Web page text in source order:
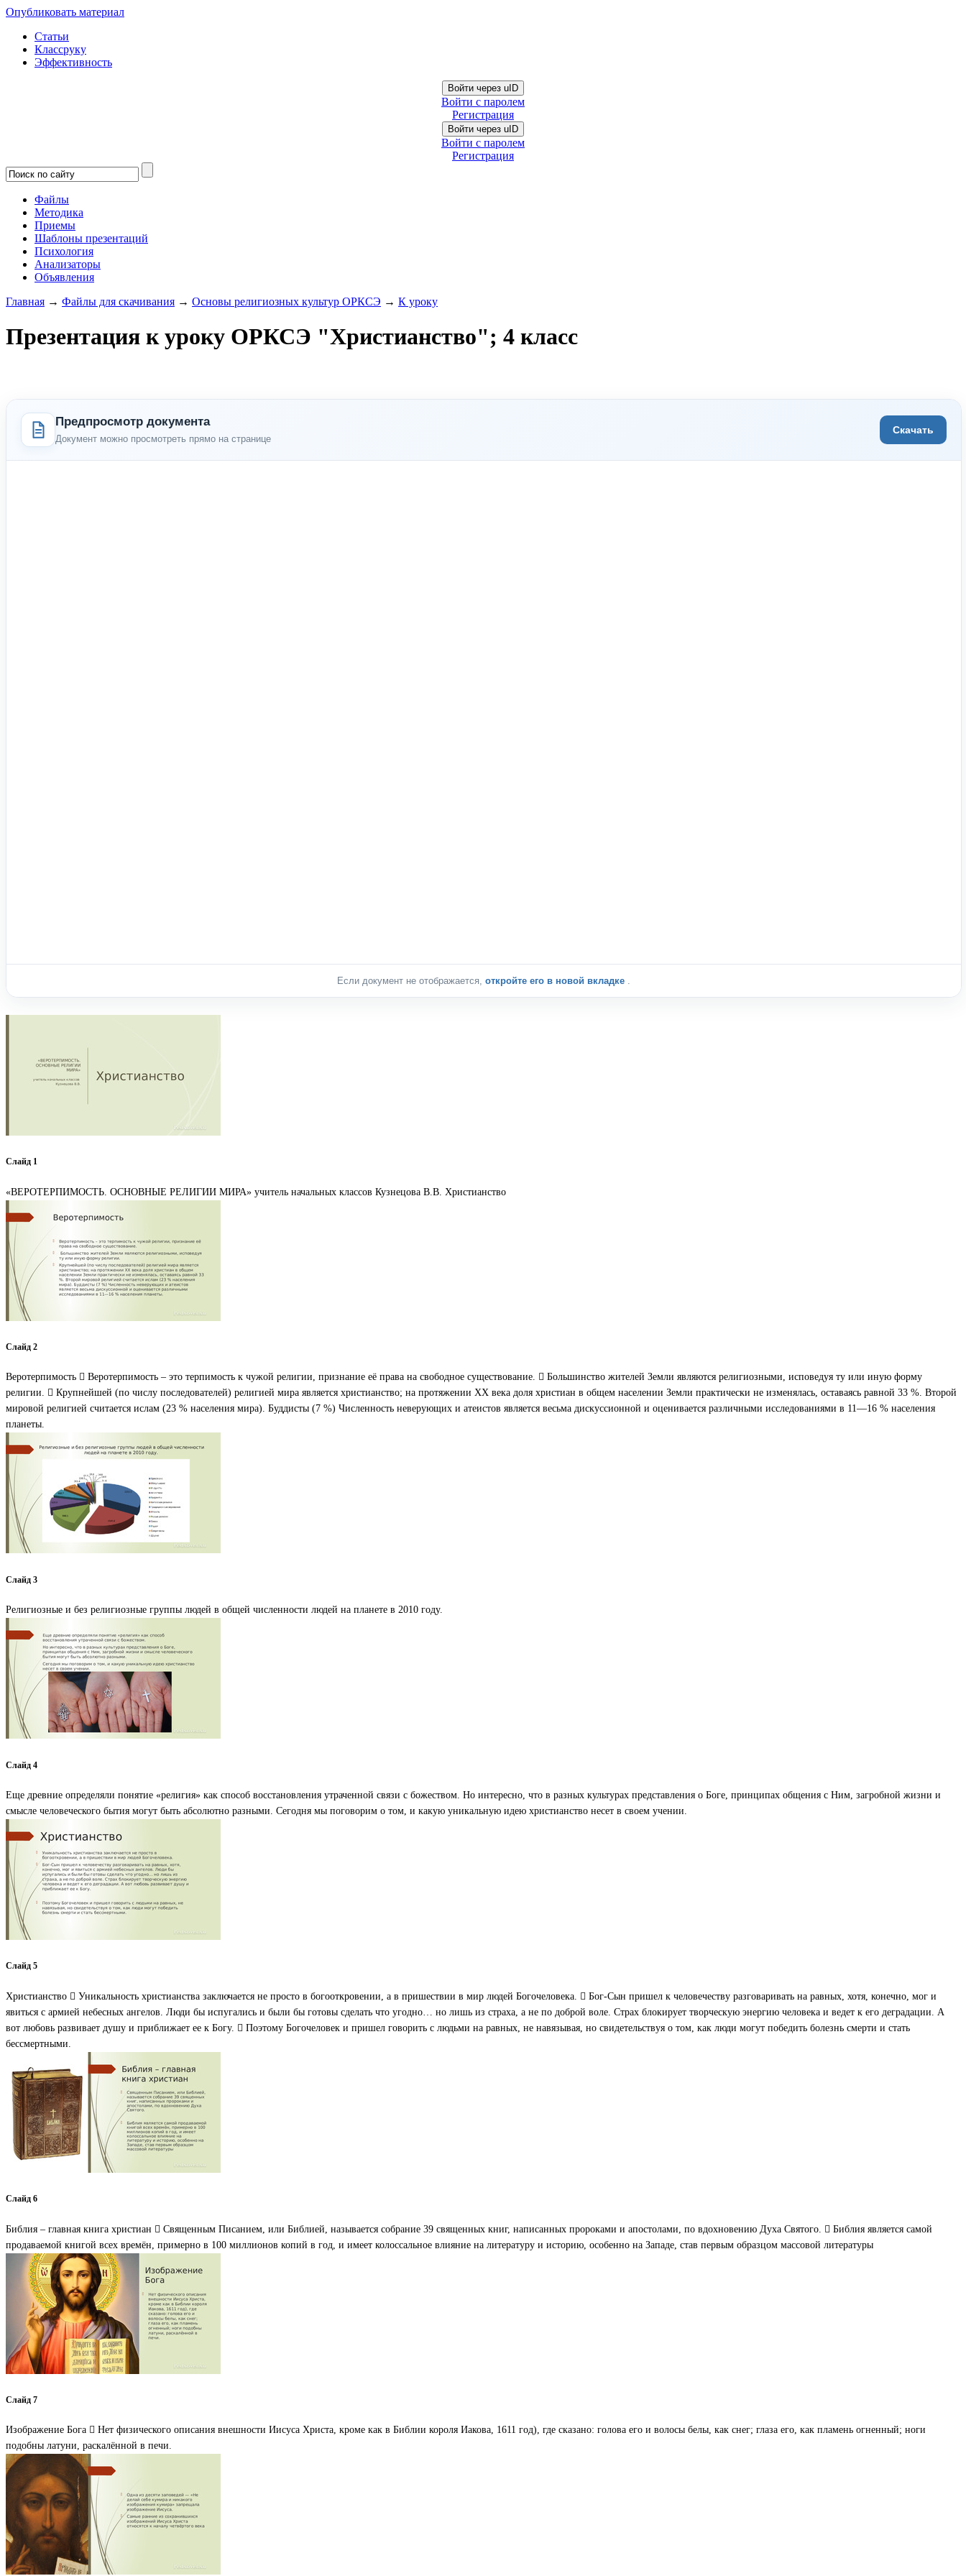
Опубликовать материал
Статьи
Классруку
Эффективность
Войти через uID
Войти с паролем
Регистрация
Войти через uID
Войти с паролем
Регистрация
Файлы
Методика
Приемы
Шаблоны презентаций
Психология
Анализаторы
Объявления
Главная → Файлы для скачивания → Основы религиозных культур ОРКСЭ → К уроку
Презентация к уроку ОРКСЭ "Христианство"; 4 класс
Предпросмотр документа
Документ можно просмотреть прямо на странице
Скачать
Если документ не отображается, откройте его в новой вкладке
Слайд 1
«ВЕРОТЕРПИМОСТЬ. ОСНОВНЫЕ РЕЛИГИИ МИРА» учитель начальных классов Кузнецова В.В. Христианство
Слайд 2
Веротерпимость  Веротерпимость – это терпимость к чужой религии, признание её права на свободное существование.  Большинство жителей Земли являются религиозными, исповедуя ту или иную форму
религии.  Крупнейшей (по числу последователей) религией мира является христианство; на протяжении XX века доля христиан в общем населении Земли практически не изменялась, оставаясь равной 33 %. Второй
мировой религией считается ислам (23 % населения мира). Буддисты (7 %) Численность неверующих и атеистов является весьма дискуссионной и оценивается различными исследованиями в 11—16 % населения
планеты.
Слайд 3
Религиозные и без религиозные группы людей в общей численности людей на планете в 2010 году.
Слайд 4
Еще древние определяли понятие «религия» как способ восстановления утраченной связи с божеством. Но интересно, что в разных культурах представления о Боге, принципах общения с Ним, загробной жизни и
смысле человеческого бытия могут быть абсолютно разными. Сегодня мы поговорим о том, и какую уникальную идею христианство несет в своем учении.
Слайд 5
Христианство  Уникальность христианства заключается не просто в богооткровении, а в пришествии в мир людей Богочеловека.  Бог-Сын пришел к человечеству разговаривать на равных, хотя, конечно, мог и
явиться с армией небесных ангелов. Люди бы испугались и были бы готовы сделать что угодно… но лишь из страха, а не по доброй воле. Страх блокирует творческую энергию человека и ведет к его деградации. А
вот любовь развивает душу и приближает ее к Богу.  Поэтому Богочеловек и пришел говорить с людьми на равных, не навязывая, но свидетельствуя о том, как люди могут победить болезнь смерти и стать
бессмертными.
Слайд 6
Библия – главная книга христиан  Священным Писанием, или Библией, называется собрание 39 священных книг, написанных пророками и апостолами, по вдохновению Духа Святого.  Библия является самой
продаваемой книгой всех времён, примерно в 100 миллионов копий в год, и имеет колоссальное влияние на литературу и историю, особенно на Западе, став первым образцом массовой литературы
Слайд 7
Изображение Бога  Нет физического описания внешности Иисуса Христа, кроме как в Библии короля Иакова, 1611 год), где сказано: голова его и волосы белы, как снег; глаза его, как пламень огненный; ноги
подобны латуни, раскалённой в печи.